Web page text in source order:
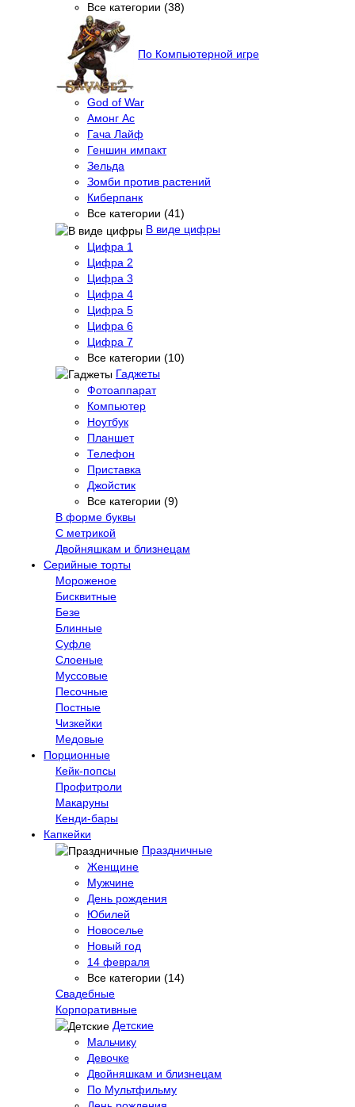
Все категории (38)
По Компьютерной игре
God of War
Амонг Ас
Гача Лайф
Геншин импакт
Зельда
Зомби против растений
Киберпанк
Все категории (41)
В виде цифры
Цифра 1
Цифра 2
Цифра 3
Цифра 4
Цифра 5
Цифра 6
Цифра 7
Все категории (10)
Гаджеты
Фотоаппарат
Компьютер
Ноутбук
Планшет
Телефон
Приставка
Джойстик
Все категории (9)
В форме буквы
С метрикой
Двойняшкам и близнецам
Серийные торты
Мороженое
Бисквитные
Безе
Блинные
Суфле
Слоеные
Муссовые
Песочные
Постные
Чизкейки
Медовые
Порционные
Кейк-попсы
Профитроли
Макаруны
Кенди-бары
Капкейки
Праздничные
Женщине
Мужчине
День рождения
Юбилей
Новоселье
Новый год
14 февраля
Все категории (14)
Свадебные
Корпоративные
Детские
Мальчику
Девочке
Двойняшкам и близнецам
По Мультфильму